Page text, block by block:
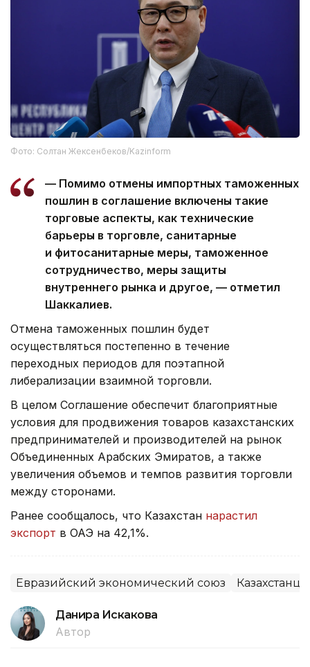
Фото: Солтан Жексенбеков/Kazinform
— Помимо отмены импортных таможенных
пошлин в соглашение включены такие
торговые аспекты, как технические
барьеры в торговле, санитарные
и фитосанитарные меры, таможенное
сотрудничество, меры защиты
внутреннего рынка и другое, — отметил
Шаккалиев.
Отмена таможенных пошлин будет
осуществляться постепенно в течение
переходных периодов для поэтапной
либерализации взаимной торговли.
В целом Соглашение обеспечит благоприятные
условия для продвижения товаров казахстанских
предпринимателей и производителей на рынок
Объединенных Арабских Эмиратов, а также
увеличения объемов и темпов развития торговли
между сторонами.
Ранее сообщалось, что Казахстан нарастил
экспорт в ОАЭ на 42,1%.
Евразийский экономический союз Казахстанцы
Данира Искакова
Автор